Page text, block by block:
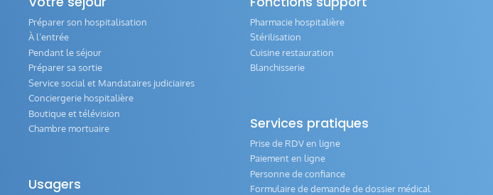
Préparer son hospitalisation
À l’entrée
Pendant le séjour
Préparer sa sortie
Service social et Mandataires judiciaires
Conciergerie hospitalière
Boutique et télévision
Chambre mortuaire
Usagers
Pharmacie hospitalière
Stérilisation
Cuisine restauration
Blanchisserie
Services pratiques
Prise de RDV en ligne
Paiement en ligne
Personne de confiance
Formulaire de demande de dossier médical